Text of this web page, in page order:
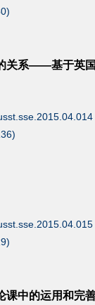
)
关系——基于英
)
)
课中的运用和完